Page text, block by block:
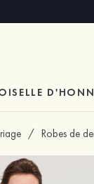
/ Robes de